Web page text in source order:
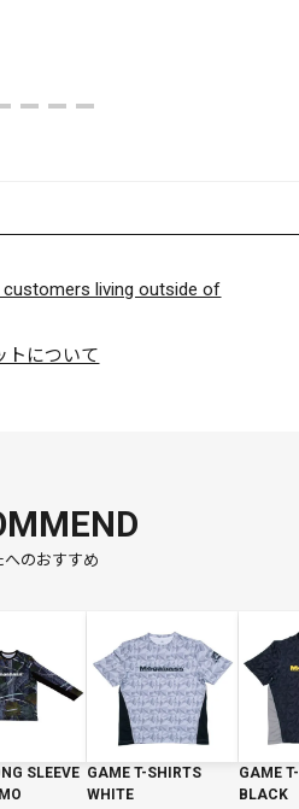
living outside of
トについて
へのおすすめ
SLEEVE GAME T-SHIRTS
WHITE
GAME
BLACK